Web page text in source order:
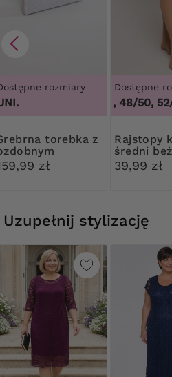
rozmiary
z
zł
Dostępne
44/46, 48/50,
Rajstopy kolor
średni
Ribessa
39,99 zł
Uzupełnij stylizację